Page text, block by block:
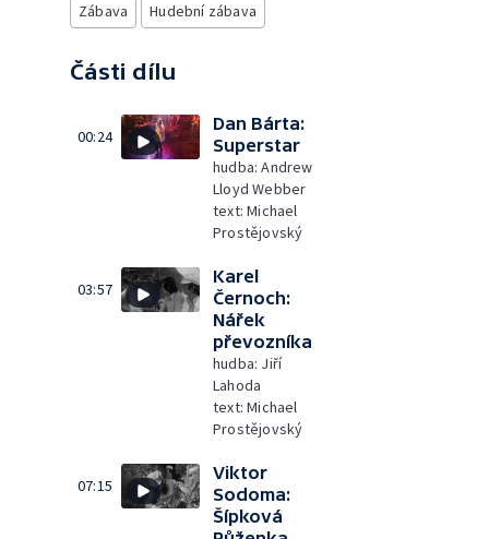
Zábava
Hudební zábava
Části dílu
00:24
Dan Bárta:
Superstar
hudba: Andrew
Lloyd Webber
text: Michael
Prostějovský
03:57
Karel
Černoch:
Nářek
převozníka
hudba: Jiří
Lahoda
text: Michael
Prostějovský
07:15
Viktor
Sodoma:
Šípková